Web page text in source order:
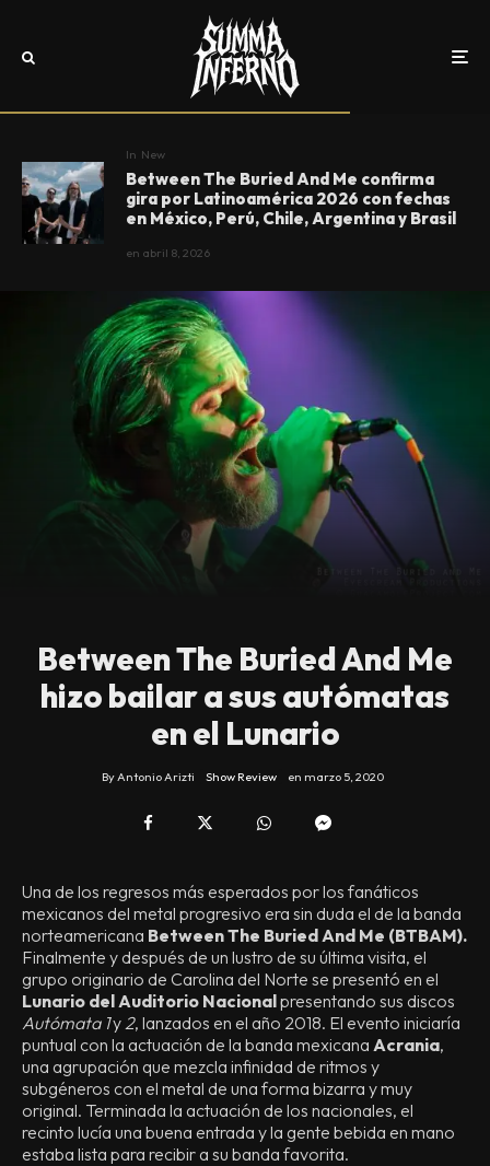
In New
Between The Buried And Me confirma
gira por Latinoamérica 2026 con fechas
en México, Perú, Chile, Argentina y Brasil
en abril 8, 2026
Between The Buried And Me
hizo bailar a sus autómatas
en el Lunario
ByAntonio Arizti Show Review en marzo 5, 2020
Una de los regresos más esperados por los fanáticos
mexicanos del metal progresivo era sin duda el de la banda
norteamericana Between The Buried And Me (BTBAM).
Finalmente y después de un lustro de su última visita, el
grupo originario de Carolina del Norte se presentó en el
Lunario del Auditorio Nacionalpresentando sus discos
Autómata 1y2, lanzados en el año 2018. El evento iniciaría
puntual con la actuación de la banda mexicana Acrania,
una agrupación que mezcla infinidad de ritmos y
subgéneros con el metal de una forma bizarra y muy
original. Terminada la actuación de los nacionales, el
recinto lucía una buena entrada y la gente bebida en mano
estaba lista para recibir a su banda favorita.